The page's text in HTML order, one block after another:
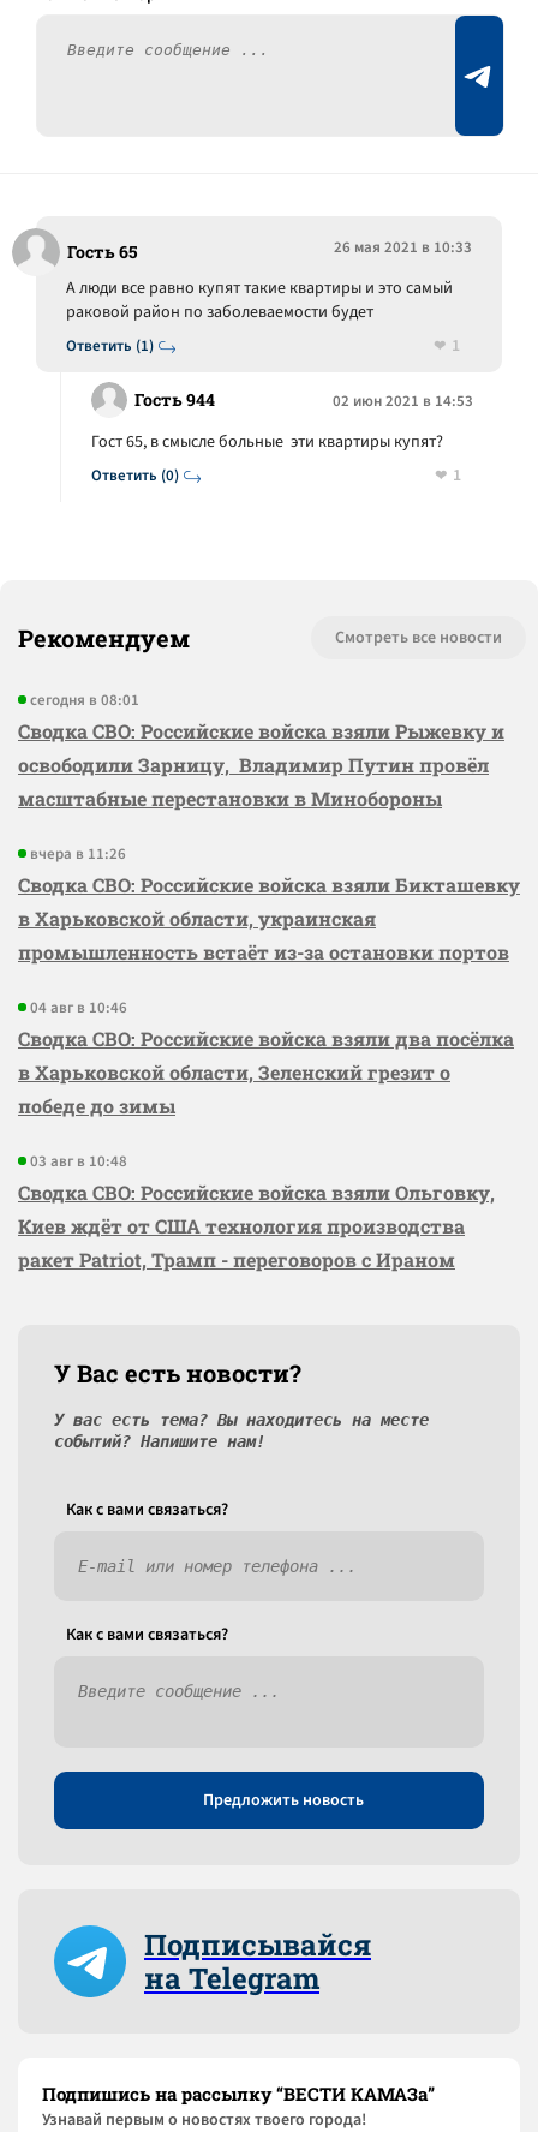
Гость 65 26 мая 2021 в 10:33
Ответить (1)
А люди все равно купят такие квартиры и это самый
раковой район по заболеваемости будет
1
Гость 944 02 июн 2021 в 14:53
Ответить (0)
Гост 65, в смысле больные эти квартиры купят?
1
Рекомендуем Смотреть все новости
сегодня в 08:01
Сводка СВО: Российские войска взяли Рыжевку и
освободили Зарницу, Владимир Путин провёл
масштабные перестановки в Минобороны
вчера в 11:26
Сводка СВО: Российские войска взяли Бикташевку
в Харьковской области, украинская
промышленность встаёт из-за остановки портов
04 авг в 10:46
Сводка СВО: Российские войска взяли два посёлка
в Харьковской области, Зеленский грезит о
победе до зимы
03 авг в 10:48
Сводка СВО: Российские войска взяли Ольговку,
Киев ждёт от США технология производства
ракет Patriot, Трамп - переговоров с Ираном
У Вас есть новости?
У вас есть тема? Вы находитесь на месте
событий? Напишите нам!
Как c вами связаться?
Как c вами связаться?
Предложить новость
Подписывайся
на Telegram
Подпишись на рассылку “ВЕСТИ КАМАЗа”
Узнaвай первым о новостях твоего города!